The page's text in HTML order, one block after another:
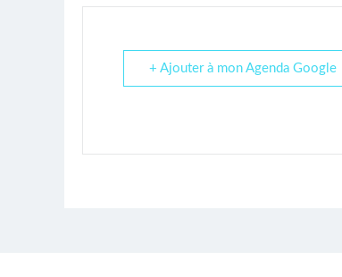
+ Ajouter à mon Agenda Google